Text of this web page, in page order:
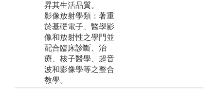
昇其生活品質。
影像放射學類：著重
於基礎電子、醫學影
像和放射性之學門並
配合臨床診斷、治
療、核子醫學、超音
波和影像學等之整合
教學。